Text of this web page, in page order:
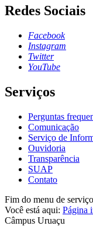
Redes Sociais
Facebook
Instagram
Twitter
YouTube
Serviços
Perguntas
Comunicação
Serviço de
Ouvidoria
Transparência
SUAP
Contato
Fim do menu de
Você está aqui: Página
Câmpus Uruaçu